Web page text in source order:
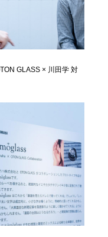
GLASS × 川田学 対